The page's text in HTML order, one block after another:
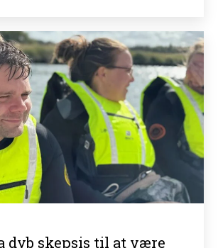
dyb skepsis til at være